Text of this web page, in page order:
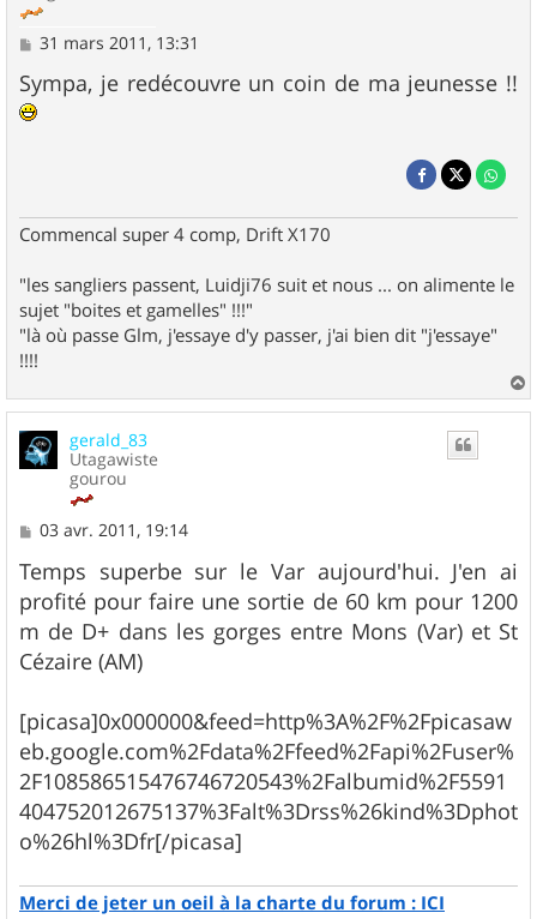
M
s
s
a
31 mars 2011, 13:31
Sympa, je redécouvre un coin de ma jeunesse !!
Commencal super 4 comp, Drift X170
"les sangliers passent, Luidji76 suit et nous ... on alimente le
sujet "boites et gamelles" !!!"
"là où passe Glm, j'essaye d'y passer, j'ai bien dit "j'essaye"
!!!!
a
gerald_83
Utagawiste
gourou
M
s
s
a
g
e
03 avr. 2011, 19:14
Temps superbe sur le Var aujourd'hui. J'en ai
profité pour faire une sortie de 60 km pour 1200
m de D+ dans les gorges entre Mons (Var) et St
Cézaire (AM)
[picasa]0x000000&feed=http%3A%2F%2Fpicasaw
eb.google.com%2Fdata%2Ffeed%2Fapi%2Fuser%
2F108586515476746720543%2Falbumid%2F5591
404752012675137%3Falt%3Drss%26kind%3Dphot
o%26hl%3Dfr[/picasa]
Merci de jeter un oeil à la charte du forum : ICI